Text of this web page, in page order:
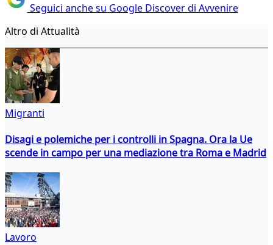
Seguici anche su Google Discover di Avvenire
Altro di Attualità
Migranti
Disagi e polemiche per i controlli in Spagna. Ora la Ue
scende in campo per una mediazione tra Roma e Madrid
Lavoro